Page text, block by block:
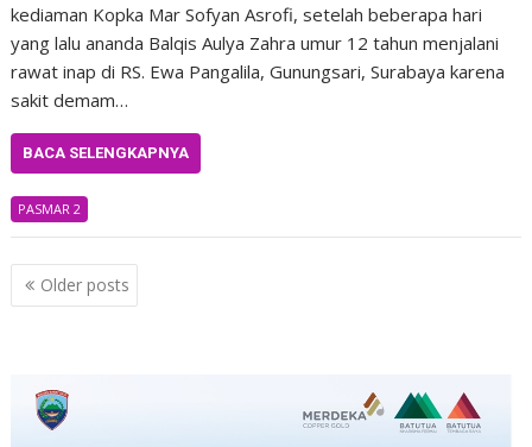
kediaman Kopka Mar Sofyan Asrofi, setelah beberapa hari
yang lalu ananda Balqis Aulya Zahra umur 12 tahun menjalani
rawat inap di RS. Ewa Pangalila, Gunungsari, Surabaya karena
sakit demam…
BACA SELENGKAPNYA
PASMAR 2
Posts
navigation
Older posts